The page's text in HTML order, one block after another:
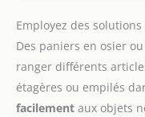
Employez des
Des paniers en osier
ranger différents
étagères ou empilés
facilement aux objets